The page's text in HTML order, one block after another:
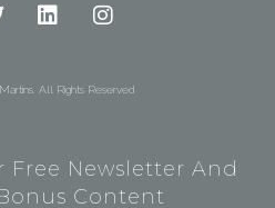
All Rights Reserved
Free Newsletter And
Content